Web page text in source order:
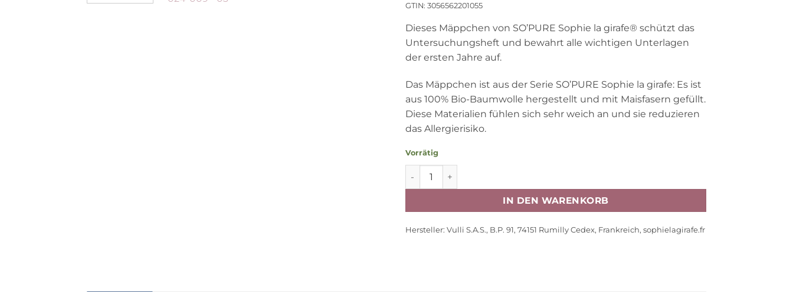
GTIN: 3056562201055
Dieses Mäppchen von SO’PURE Sophie la girafe® schützt das
Untersuchungsheft und bewahrt alle wichtigen Unterlagen
der ersten Jahre auf.
Das Mäppchen ist aus der Serie SO’PURE Sophie la girafe: Es ist
aus 100% Bio-Baumwolle hergestellt und mit Maisfasern gefüllt.
Diese Materialien fühlen sich sehr weich an und sie reduzieren
das Allergierisiko.
Vorrätig
Mäppchen für Untersuchungsheft SO'PURE Sophie la girafe® Menge
IN DEN WARENKORB
Hersteller: Vulli S.A.S., B.P. 91, 74151 Rumilly Cedex, Frankreich, sophielagirafe.fr